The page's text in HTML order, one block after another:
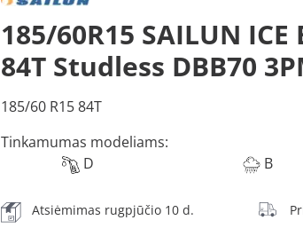
185/60R15 SAILUN ICE
84T Studless DBB70
185/60 R15 84T
Tinkamumas modeliams:
D
B
Atsiėmimas rugpjūčio 10 d.